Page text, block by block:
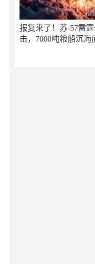
报复来了！苏-57雷
击，7000吨粮船沉海